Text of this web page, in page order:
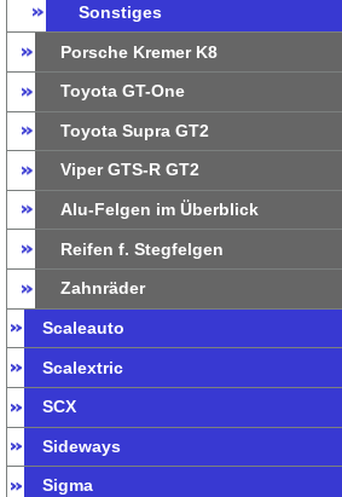
Sonstiges
Porsche Kremer K8
Toyota GT-One
Toyota Supra GT2
Viper GTS-R GT2
Alu-Felgen im Überblick
Reifen f. Stegfelgen
Zahnräder
Scaleauto
Scalextric
SCX
Sideways
Sigma